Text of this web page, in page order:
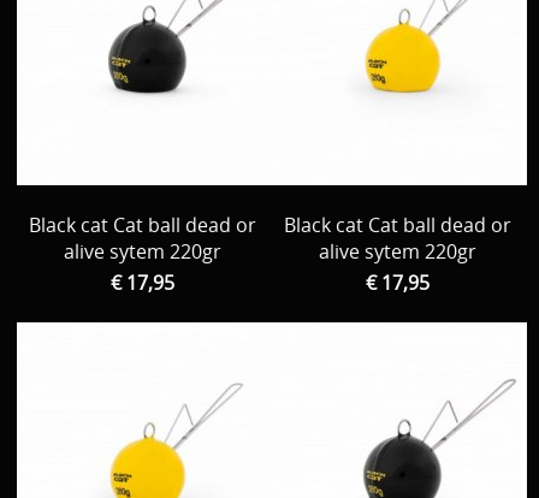
Black cat Cat ball dead or
alive sytem 220gr
€ 17,95
Black cat Cat ball dead or
alive sytem 220gr
€ 17,95